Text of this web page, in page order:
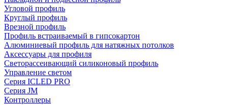
Угловой профиль
Круглый профиль
Врезной профиль
Профиль встраиваемый в гипсокартон
Алюминиевый профиль для натяжных потолков
Аксессуары для профиля
Светорассеивающий силиконовый профиль
Управление светом
Серия ICLED PRO
Серия JM
Контроллеры